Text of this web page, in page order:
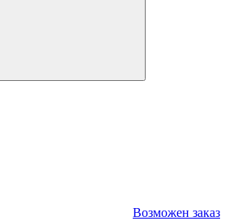
Возможен заказ